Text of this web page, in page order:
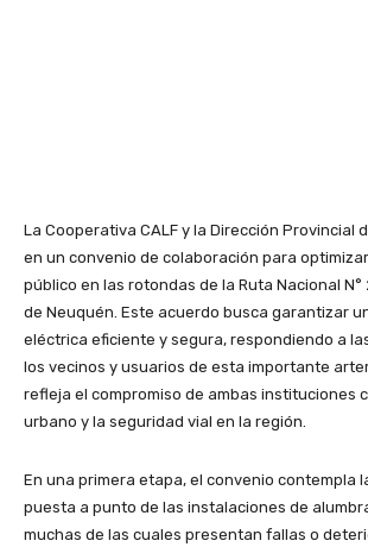
La Cooperativa CALF y la Dirección Provincial
en un convenio de colaboración para
público en las rotondas de la Ruta Nacional
de Neuquén. Este acuerdo busca garantizar
eléctrica eficiente y segura, respondiendo a
los vecinos y usuarios de esta importante
refleja el compromiso de ambas instituciones
urbano y la seguridad vial en la región.
En una primera etapa, el convenio contempla
puesta a punto de las instalaciones de
muchas de las cuales presentan fallas o